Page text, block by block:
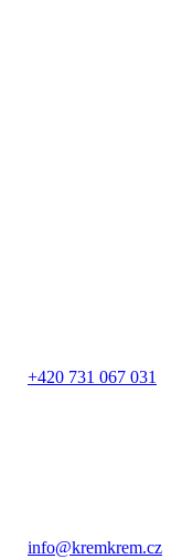
+420 731 067 031
info@kremkrem.cz